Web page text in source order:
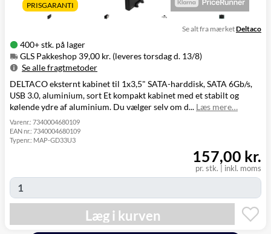
PRISGARANTI
400+ stk. på lager
GLS Pakkeshop 39,00 kr. (leveres torsdag d. 13/8)
Se alle fragtmetoder
Metode
Pris
Leveres
GLS Pakkeshop
39,00 kr.
Torsdag d. 13/8
GLS
Hjemmelevering
GLS Erhverv
Click&Collect i
Se alt fra mærketDeltaco
DELTACO eksternt kabinet til 1x3,5" SATA-harddisk, SATA 6Gb/s,
USB 3.0, aluminium, sort Et kompakt kabinet med et stabilt og
kølende ydre af aluminium. Du vælger selv om d... Læs mere…
Varenr.: 7340004680109
EAN nr.: 7340004680109
Typenr.: MAP-GD33U3
pr. stk. inkl. moms
157,00 kr.
Læg i kurven